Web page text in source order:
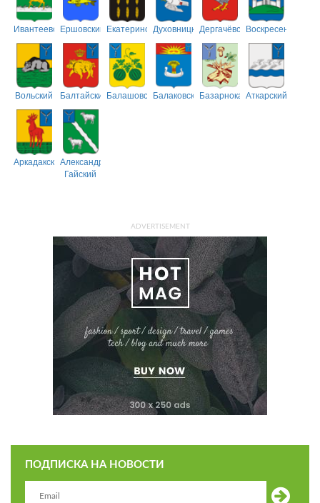
ИвантеевскийЕршовский ЕкатериновскийДуховницкийДергачёвскийВоскресенский
Вольский БалтайскийБалашовскийБалаковскийБазарнокарабулакский
Аткарский
АркадакскийАлександрово-
Гайский
ADVERTISEMENT
ПОДПИСКА НА НОВОСТИ